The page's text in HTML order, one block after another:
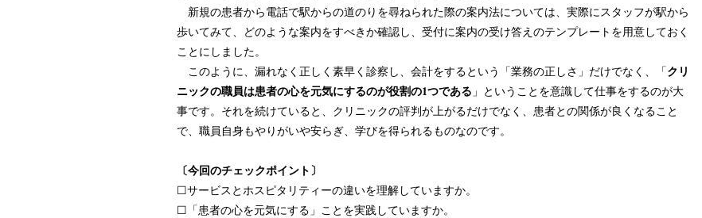
新規の患者から電話で駅からの道のりを尋ねられた際の案内法については、実際にスタッフが駅から
歩いてみて、どのような案内をすべきか確認し、受付に案内の受け答えのテンプレートを用意しておく
ことにしました。
このように、漏れなく正しく素早く診察し、会計をするという「業務の正しさ」だけでなく、「クリ
ニックの職員は患者の心を元気にするのが役割の1つである 」ということを意識して仕事をするのが大
事です。それを続けていると、クリニックの評判が上がるだけでなく、患者との関係が良くなること
で、職員自身もやりがいや安らぎ、学びを得られるものなのです。
〔今回のチェックポイント〕
☐サービスとホスピタリティーの違いを理解していますか。
☐「患者の心を元気にする」ことを実践していますか。